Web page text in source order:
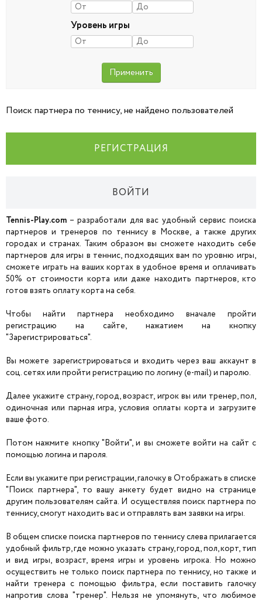
Уровень игры
Поиск партнера по теннису, не найдено пользователей
РЕГИСТРАЦИЯ
ВОЙТИ
Tennis-Play.com – разработали для вас удобный сервис поиска
партнеров и тренеров по теннису в Москве, а также других
городах и странах. Таким образом вы сможете находить себе
партнеров для игры в теннис, подходящих вам по уровню игры,
сможете играть на ваших кортах в удобное время и оплачивать
50% от стоимости корта или даже находить партнеров, кто
готов взять оплату корта на себя.
Чтобы найти партнера необходимо вначале пройти
регистрацию на сайте, нажатием на кнопку
"Зарегистрироваться".
Вы можете зарегистрироваться и входить через ваш аккаунт в
соц. сетях или пройти регистрацию по логину (e-mail) и паролю.
Далее укажите страну, город, возраст, игрок вы или тренер, пол,
одиночная или парная игра, условия оплаты корта и загрузите
ваше фото.
Потом нажмите кнопку "Войти", и вы сможете войти на сайт с
помощью логина и пароля.
Если вы укажите при регистрации, галочку в Отображать в списке
"Поиск партнера", то вашу анкету будет видно на странице
другим пользователям сайта. И осуществляя поиск партнера по
теннису, смогут находить вас и отправлять вам заявки на игры.
В общем списке поиска партнеров по теннису слева прилагается
удобный фильтр, где можно указать страну, город, пол, корт, тип
и вид игры, возраст, время игры и уровень игрока. Но можно
осуществить не только поиск партнера по теннису, но также и
найти тренера с помощью фильтра, если поставить галочку
напротив слова "тренер". Нельзя не упомянуть, что любимое